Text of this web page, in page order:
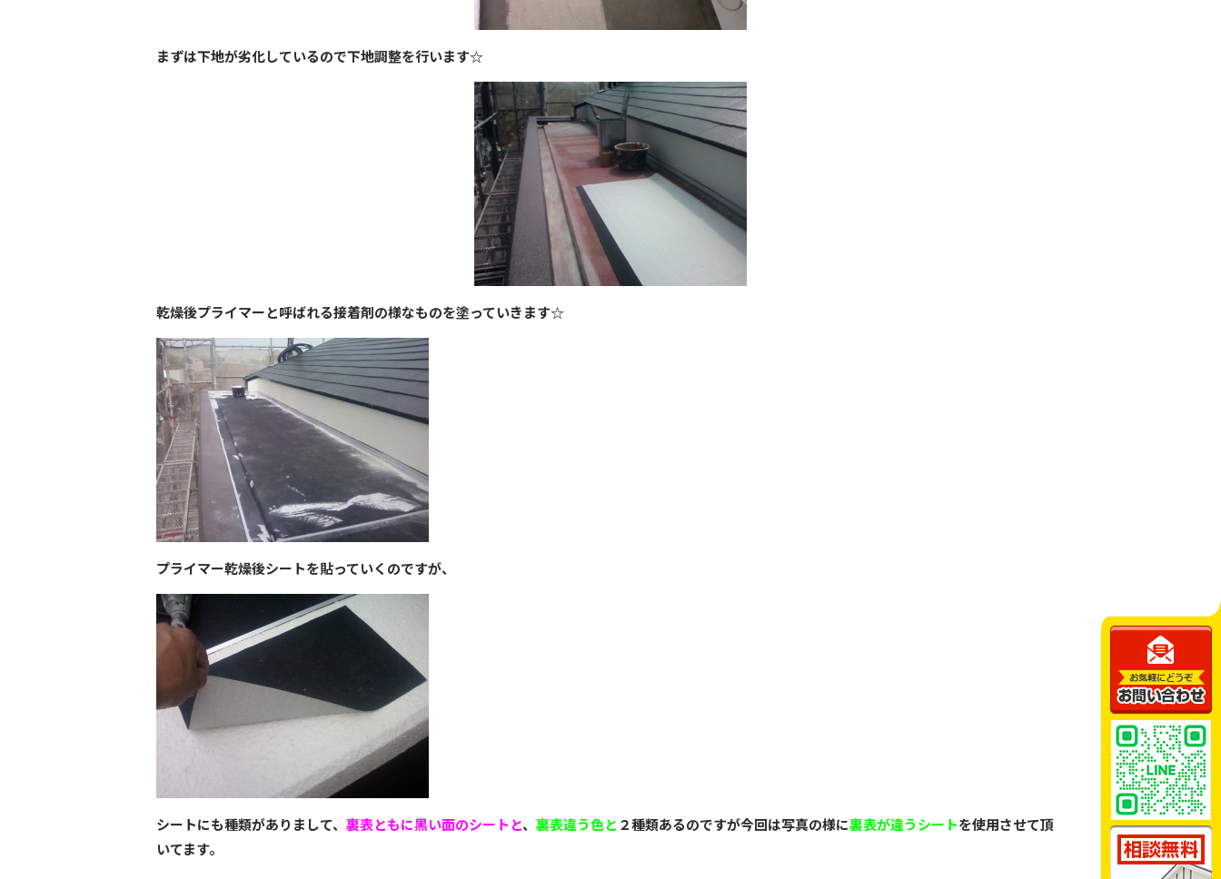
まずは下地が劣化しているので下地調整を行います☆
乾燥後プライマーと呼ばれる接着剤の様なものを塗っていきます☆
プライマー乾燥後シートを貼っていくのですが、
シートにも種類がありまして、 裏表ともに黒い面のシートと、 裏表違う色と ２種類あるのですが今回は写真の様に裏表が違うシートを使用させて頂
いてます。